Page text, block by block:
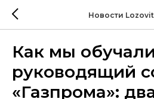
Новости
Как мы обучали
руководящий
«Газпрома»: